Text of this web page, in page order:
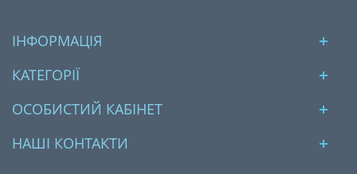
ІНФОРМАЦІЯ
КАТЕГОРІЇ
ОСОБИСТИЙ КАБІНЕТ
НАШІ КОНТАКТИ